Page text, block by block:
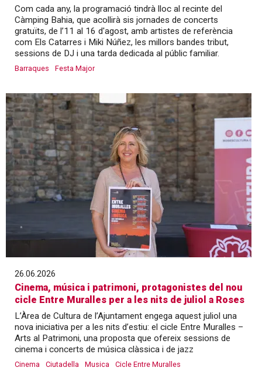
Com cada any, la programació tindrà lloc al recinte del
Càmping Bahia, que acollirà sis jornades de concerts
gratuïts, de l’11 al 16 d'agost, amb artistes de referència
com Els Catarres i Miki Núñez, les millors bandes tribut,
sessions de DJ i una tarda dedicada al públic familiar.
Barraques Festa Major
26.06.2026
Cinema, música i patrimoni, protagonistes del nou
cicle Entre Muralles per a les nits de juliol a Roses
L’Àrea de Cultura de l’Ajuntament engega aquest juliol una
nova iniciativa per a les nits d’estiu: el cicle Entre Muralles –
Arts al Patrimoni, una proposta que ofereix sessions de
cinema i concerts de música clàssica i de jazz
Cinema Ciutadella Musica Cicle Entre Muralles